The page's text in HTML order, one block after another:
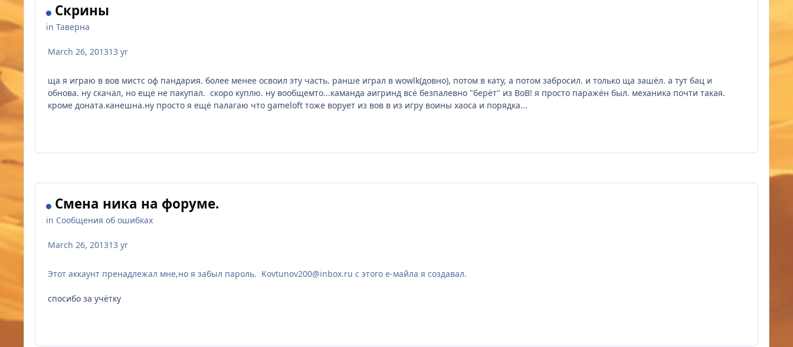
Скрины
inТаверна
March 26, 201313 yr
ща я играю в вов мистс оф пандария. более менее освоил эту часть. ранше играл в wowlk(довно), потом в кату, а потом забросил. и только ща зашёл. а тут бац и
обнова. ну скачал, но ещё не пакупал. скоро куплю. ну вообщемто...каманда аигринд всё безпалевно "берёт" из ВоВ! я просто паражён был. механика почти такая.
кроме доната.канешна.ну просто я ещё палагаю что gameloft тоже ворует из вов в из игру воины хаоса и порядка...
Смена ника на форуме.
in Сообщения об ошибках
March 26, 201313 yr
Этот аккаунт пренадлежал мне,но я забыл пароль. Kovtunov200@inbox.ru с этого е-майла я создавал.
спосибо за учётку